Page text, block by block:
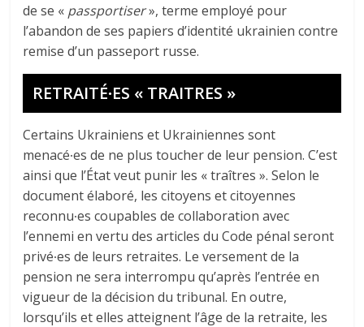
de se « passportiser», terme employé pour
l’abandon de ses papiers d’identité ukrainien contre
remise d’un passeport russe.
RETRAITÉ∙ES « TRAITRES »
Certains Ukrainiens et Ukrainiennes sont
menacé∙es de ne plus toucher de leur pension. C’est
ainsi que l’État veut punir les « traîtres ». Selon le
document élaboré, les citoyens et citoyennes
reconnu∙es coupables de collaboration avec
l’ennemi en vertu des articles du Code pénal seront
privé∙es de leurs retraites. Le versement de la
pension ne sera interrompu qu’après l’entrée en
vigueur de la décision du tribunal. En outre,
lorsqu’ils et elles atteignent l’âge de la retraite, les